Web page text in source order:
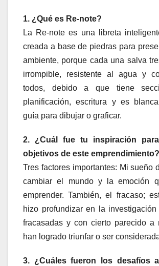
1. ¿Qué es Re-note?
La Re-note es una libreta
creada a base de piedras para
ambiente, porque cada una salva
irrompible, resistente al agua y
todos, debido a que tiene
planificación, escritura y es
guía para dibujar o graficar.
2. ¿Cuál fue tu inspiración
objetivos de este emprendimiento?
Tres factores importantes: Mi sueño
cambiar el mundo y la emoción
emprender. También, el fracaso;
hizo profundizar en la
fracasadas y con cierto parecido a
han logrado triunfar o ser
3. ¿Cuáles fueron los desafíos